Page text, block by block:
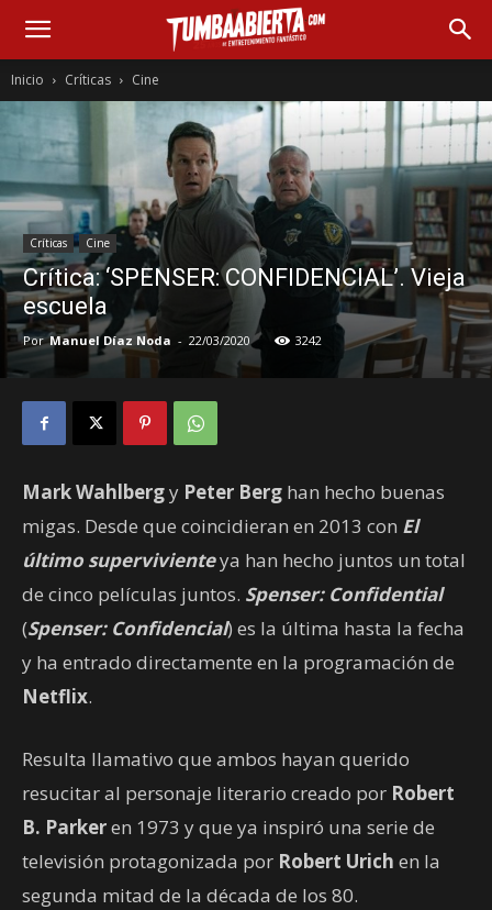
Inicio Críticas Cine
Críticas Cine
Crítica: ‘SPENSER: CONFIDENCIAL’. Vieja
escuela
Por Manuel Díaz Noda - 22/03/2020 3242
Mark Wahlbergy Peter Berg han hecho buenas
migas. Desde que coincidieran en 2013 con El
último supervivienteya han hecho juntos un total
de cinco películas juntos. Spenser: Confidential
(Spenser: Confidencial) es la última hasta la fecha
y ha entrado directamente en la programación de
Netflix.
Resulta llamativo que ambos hayan querido
resucitar al personaje literario creado por Robert
B. Parkeren 1973 y que ya inspiró una serie de
televisión protagonizada por Robert Urich en la
segunda mitad de la década de los 80.